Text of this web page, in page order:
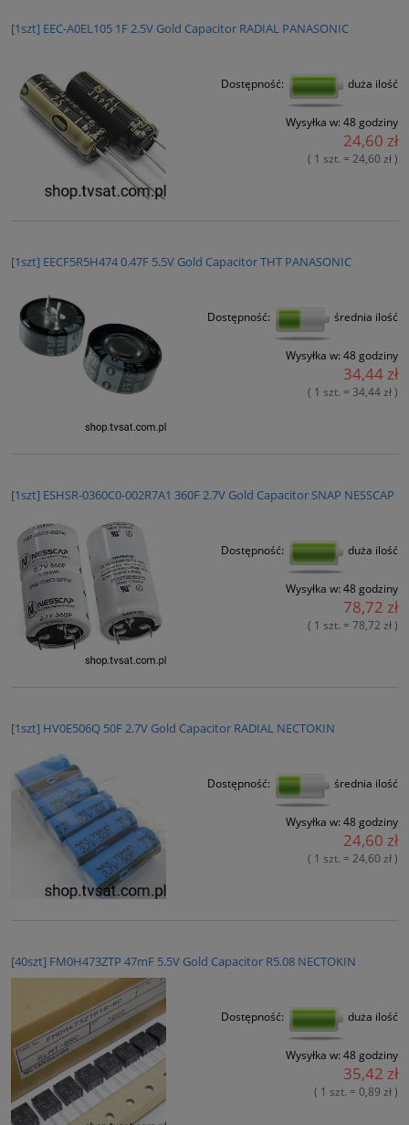
[1szt] EEC-A0EL105 1F 2.5V Gold Capacitor RADIAL PANASONIC
Dostępność: duża ilość
Wysyłka w: 48 godziny
24,60 zł
( 1 szt. = 24,60 zł )
[1szt] EECF5R5H474 0.47F 5.5V Gold Capacitor THT PANASONIC
Dostępność: średnia ilość
Wysyłka w: 48 godziny
34,44 zł
( 1 szt. = 34,44 zł )
[1szt] ESHSR-0360C0-002R7A1 360F 2.7V Gold Capacitor SNAP NESSCAP
Dostępność: duża ilość
Wysyłka w: 48 godziny
78,72 zł
( 1 szt. = 78,72 zł )
[1szt] HV0E506Q 50F 2.7V Gold Capacitor RADIAL NECTOKIN
Dostępność: średnia ilość
Wysyłka w: 48 godziny
24,60 zł
( 1 szt. = 24,60 zł )
[40szt] FM0H473ZTP 47mF 5.5V Gold Capacitor R5.08 NECTOKIN
Dostępność: duża ilość
Wysyłka w: 48 godziny
35,42 zł
( 1 szt. = 0,89 zł )